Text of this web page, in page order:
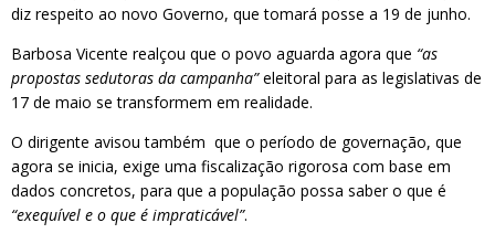
diz respeito ao novo Governo, que tomará posse a 19 de junho.
Barbosa Vicente realçou que o povo aguarda agora que “as
propostas sedutoras da campanha”eleitoral para as legislativas de
17 de maio se transformem em realidade.
O dirigente avisou também que o período de governação, que
agora se inicia, exige uma fiscalização rigorosa com base em
dados concretos, para que a população possa saber o que é
“exequível e o que é impraticável”.